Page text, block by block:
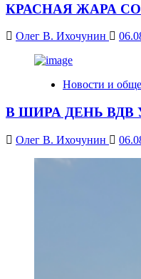
КРАСНАЯ ЖАРА
Олег В. Ихочунин
Новости и
В ШИРА ДЕНЬ
Олег В. Ихочунин